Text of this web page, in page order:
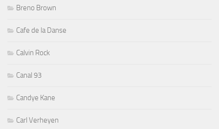
Breno Brown
Cafe de la Danse
Calvin Rock
Canal 93
Candye Kane
Carl Verheyen